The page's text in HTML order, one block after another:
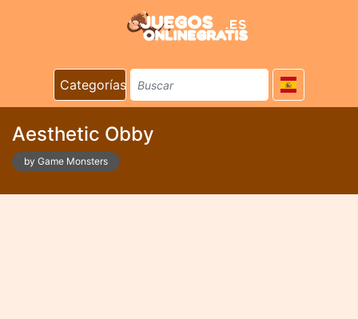
Categorías
Aesthetic Obby
by Game Monsters